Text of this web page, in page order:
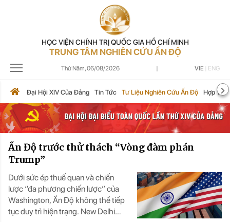
HỌC VIỆN CHÍNH TRỊ QUỐC GIA HỒ CHÍ MINH
TRUNG TÂM NGHIÊN CỨU ẤN ĐỘ
Thứ Năm,06/08/2026 | VIE ENG
Đại Hội XIV Của Đảng Tin Tức Tư Liệu Nghiên Cứu Ấn Độ Hợp Tác
Ấn Độ trước thử thách “Vòng đàm phán
Trump”
Dưới sức ép thuế quan và chiến
lược “đa phương chiến lược” của
Washington, Ấn Độ không thể tiếp
tục duy trì hiện trạng. New Delhi